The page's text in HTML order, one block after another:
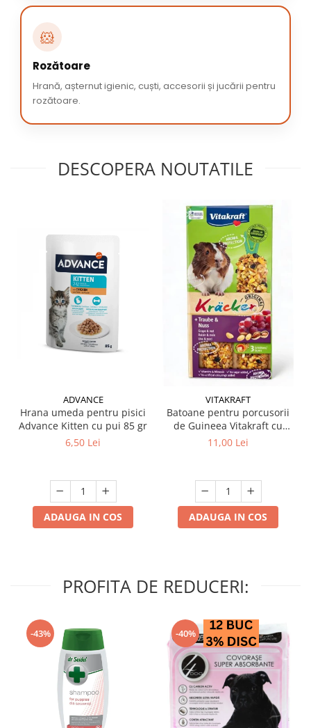
🐹
Rozătoare
Hrană, așternut igienic, cuști, accesorii și jucării pentru
rozătoare.
DESCOPERA NOUTATILE
ADVANCE
Hrana umeda pentru pisici
Advance Kitten cu pui 85 gr
6,50 Lei
ADAUGA IN COS
VITAKRAFT
Batoane pentru porcusorii
de Guineea Vitakraft cu
struguri & nuci 2 buc
11,00 Lei
ADAUGA IN COS
PROFITA DE REDUCERI:
-43% -40%